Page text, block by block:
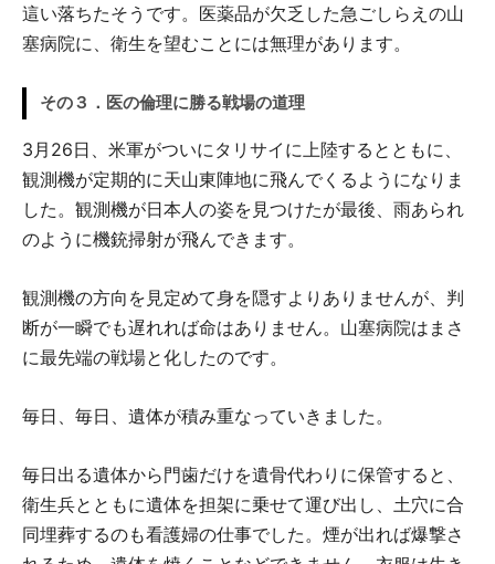
這い落ちたそうです。医薬品が欠乏した急ごしらえの山
塞病院に、衛生を望むことには無理があります。
その３．医の倫理に勝る戦場の道理
3月26日、米軍がついにタリサイに上陸するとともに、
観測機が定期的に天山東陣地に飛んでくるようになりま
した。観測機が日本人の姿を見つけたが最後、雨あられ
のように機銃掃射が飛んできます。
観測機の方向を見定めて身を隠すよりありませんが、判
断が一瞬でも遅れれば命はありません。山塞病院はまさ
に最先端の戦場と化したのです。
毎日、毎日、遺体が積み重なっていきました。
毎日出る遺体から門歯だけを遺骨代わりに保管すると、
衛生兵とともに遺体を担架に乗せて運び出し、土穴に合
同埋葬するのも看護婦の仕事でした。煙が出れば爆撃さ